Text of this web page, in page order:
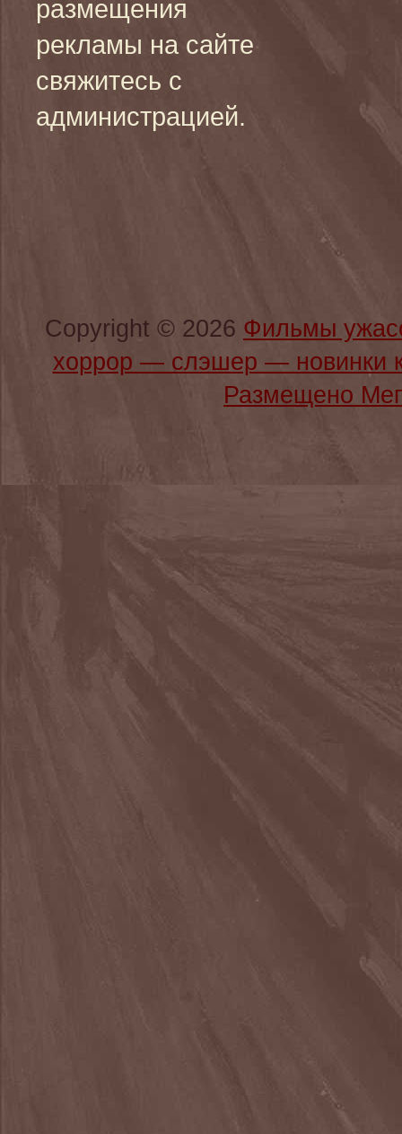
размещения
рекламы на сайте
свяжитесь с
администрацией.
Copyright © 2026 Фильмы
хоррор — слэшер —
Размещено